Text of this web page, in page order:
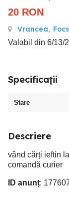
20 RON
Vrancea,
Valabil din 6/13/
Specificații
Stare
Descriere
vând cărți ieftin
comandă curier
ID anunț: